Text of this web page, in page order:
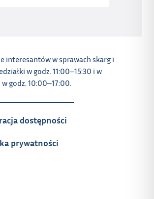
interesantów w sprawach skarg i
w godz. 11:00‒15:30 i w
godz. 10:00‒17:00.
dostępności
prywatności